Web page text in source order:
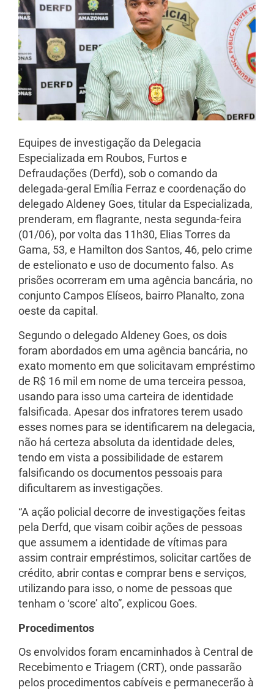
Equipes de investigação da Delegacia
Especializada em Roubos, Furtos e
Defraudações (Derfd), sob o comando da
delegada-geral Emília Ferraz e coordenação do
delegado Aldeney Goes, titular da Especializada,
prenderam, em flagrante, nesta segunda-feira
(01/06), por volta das 11h30, Elias Torres da
Gama, 53, e Hamilton dos Santos, 46, pelo crime
de estelionato e uso de documento falso. As
prisões ocorreram em uma agência bancária, no
conjunto Campos Elíseos, bairro Planalto, zona
oeste da capital.
Segundo o delegado Aldeney Goes, os dois
foram abordados em uma agência bancária, no
exato momento em que solicitavam empréstimo
de R$ 16 mil em nome de uma terceira pessoa,
usando para isso uma carteira de identidade
falsificada. Apesar dos infratores terem usado
esses nomes para se identificarem na delegacia,
não há certeza absoluta da identidade deles,
tendo em vista a possibilidade de estarem
falsificando os documentos pessoais para
dificultarem as investigações.
“A ação policial decorre de investigações feitas
pela Derfd, que visam coibir ações de pessoas
que assumem a identidade de vítimas para
assim contrair empréstimos, solicitar cartões de
crédito, abrir contas e comprar bens e serviços,
utilizando para isso, o nome de pessoas que
tenham o ‘score’ alto”, explicou Goes.
Procedimentos
Os envolvidos foram encaminhados à Central de
Recebimento e Triagem (CRT), onde passarão
pelos procedimentos cabíveis e permanecerão à